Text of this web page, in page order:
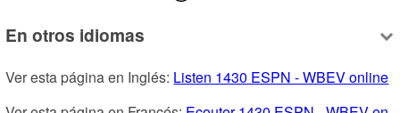
En otros idiomas
Ver esta página en Inglés: Listen 1430 ESPN - WBEV online